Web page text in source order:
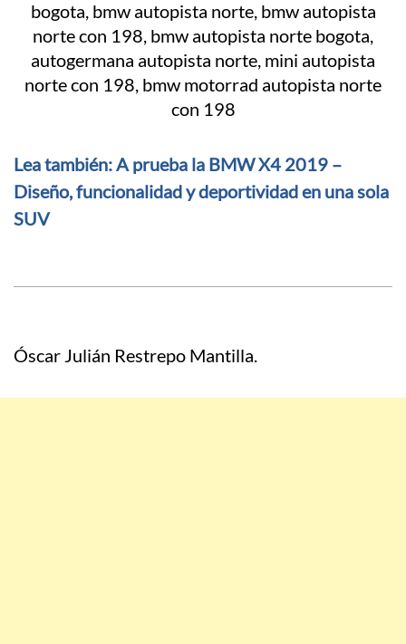
Lea también: A prueba la BMW X4 2019 –
Diseño, funcionalidad y deportividad en una sola
SUV
Óscar Julián Restrepo Mantilla.